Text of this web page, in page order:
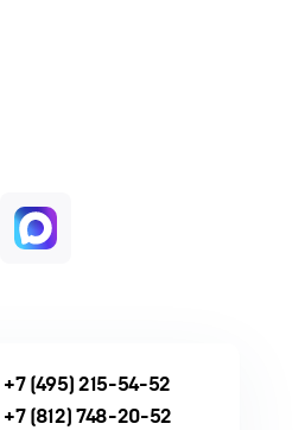
+7 (495) 215-54-52
+7 (812) 748-20-52